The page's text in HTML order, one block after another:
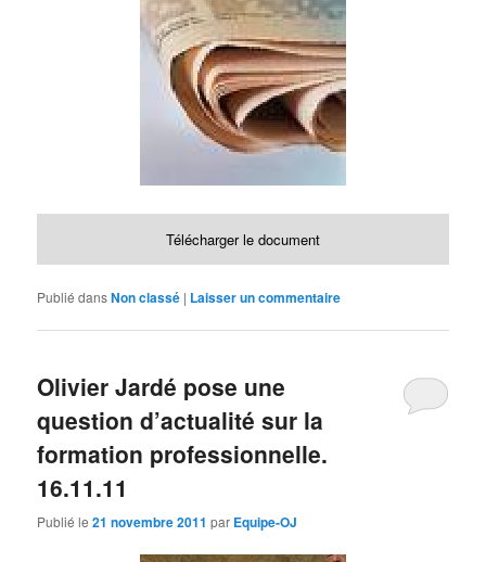
Télécharger le document
Publié dansNon classé | Laisser un commentaire
Olivier Jardé pose une
question d’actualité sur la
formation professionnelle.
16.11.11
Publié le21 novembre 2011 par Equipe-OJ